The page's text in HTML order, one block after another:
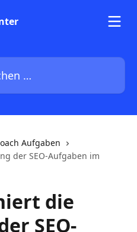
Aufgaben
der SEO-Aufgaben im
die
SEO-